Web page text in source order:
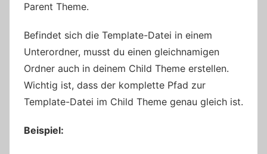
Parent Theme.
Befindet sich die Template-Datei in einem
Unterordner, musst du einen gleichnamigen
Ordner auch in deinem Child Theme erstellen.
Wichtig ist, dass der komplette Pfad zur
Template-Datei im Child Theme genau gleich ist.
Beispiel: